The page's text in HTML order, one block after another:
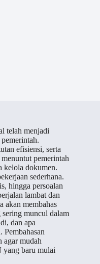
telah menjadi
efisiensi, serta
pemerintah
kelola dokumen.
sederhana.
hingga persoalan
lambat dan
akan membahas
sering muncul dalam
dan apa
Pembahasan
agar mudah
yang baru mulai